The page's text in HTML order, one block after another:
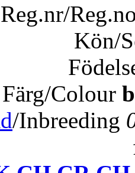
Reg.nr/
Kön/
Färg/Colour
/Inbreeding